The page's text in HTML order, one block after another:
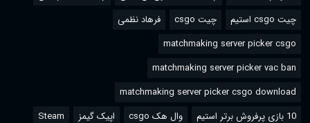
چیت csgo استیم
چیت csgo
فرهاد نظمی
matchmaking server picker csgo
matchmaking server picker vac ban
matchmaking server picker csgo download
10 بازی پرفروش برتر استیم
وال هک csgo اپیک گیمز
Steam